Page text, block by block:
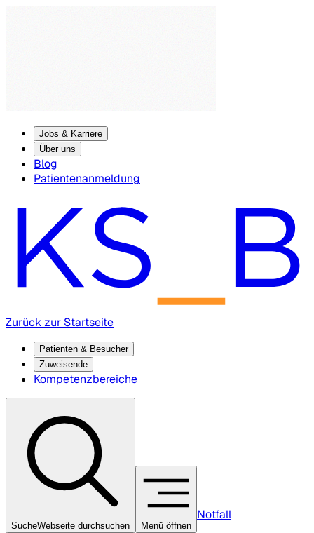
Jobs & Karriere
Über uns
Blog
Patientenanmeldung
Zurück zur Startseite
Patienten & Besucher
Zuweisende
Kompetenzbereiche
SucheWebseite durchsuchen Menü öffnen
Notfall